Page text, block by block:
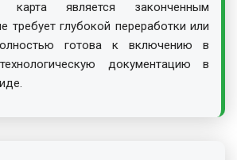
карта является законченным
требует глубокой переработки или
готова к включению в
технологическую документацию в